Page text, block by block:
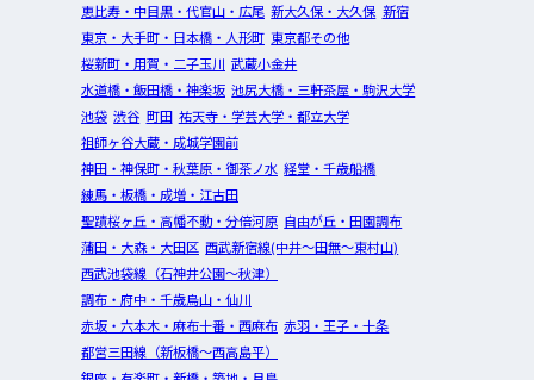
恵比寿・中目黒・代官山・広尾 新大久保・大久保 新宿
東京・大手町・日本橋・人形町 東京都その他
桜新町・用賀・二子玉川 武蔵小金井
水道橋・飯田橋・神楽坂 池尻大橋・三軒茶屋・駒沢大学
池袋 渋谷 町田 祐天寺・学芸大学・都立大学
祖師ヶ谷大蔵・成城学園前
神田・神保町・秋葉原・御茶ノ水 経堂・千歳船橋
練馬・板橋・成増・江古田
聖蹟桜ヶ丘・高幡不動・分倍河原 自由が丘・田園調布
蒲田・大森・大田区 西武新宿線(中井～田無～東村山)
西武池袋線（石神井公園～秋津）
調布・府中・千歳烏山・仙川
赤坂・六本木・麻布十番・西麻布 赤羽・王子・十条
都営三田線（新板橋～西高島平）